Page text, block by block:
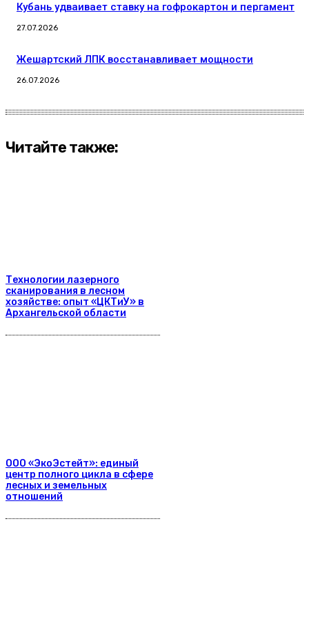
Кубань удваивает ставку на гофрокартон и пергамент
27.07.2026
Жешартский ЛПК восстанавливает мощности
26.07.2026
Читайте также:
Технологии лазерного
сканирования в лесном
хозяйстве: опыт «ЦКТиУ» в
Архангельской области
ООО «ЭкоЭстейт»: единый
центр полного цикла в сфере
лесных и земельных
отношений